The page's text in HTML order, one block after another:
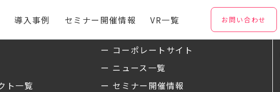
導入事例 セミナー開催情報 VR一覧 お問い合わせ
ト一覧
私たちについて
ー コーポレートサイト
ー ニュース一覧
ー セミナー開催情報